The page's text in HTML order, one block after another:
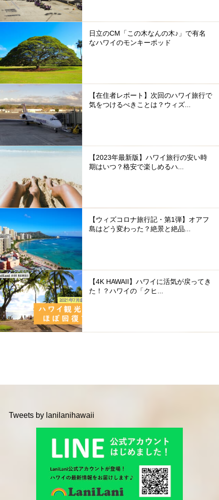
日立のCM「この木なんの木♪」で有名
なハワイのモンキーポッド
【在住者レポート】次回のハワイ旅行で
気をつけるべきことは？ウィズ...
【2023年最新版】ハワイ旅行の安い時
期はいつ？格安で楽しめるハ...
【ウィズコロナ旅行記・第1弾】オアフ
島はどう変わった？絶景と絶品...
【4K HAWAII】ハワイに活気が戻ってき
た！？ハワイの「クヒ...
Tweets by lanilanihawaii